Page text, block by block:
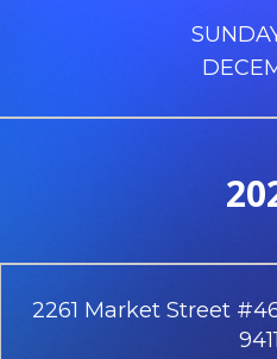
2261 Market Street